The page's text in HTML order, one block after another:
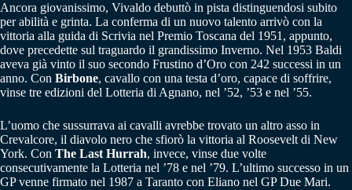
Ancora giovanissimo, Vivaldo debuttò in pista distinguendosi subito
per abilità e grinta. La conferma di un nuovo talento arrivò con la
vittoria alla guida di Scrivia nel Premio Toscana del 1951, appunto,
dove precedette sul traguardo il grandissimo Inverno. Nel 1953 Baldi
aveva già vinto il suo secondo Frustino d’Oro con 242 successi in un
anno. Con Birbone, cavallo con una testa d’oro, capace di soffrire,
vinse tre edizioni del Lotteria di Agnano, nel ’52, ’53 e nel ’55.
L’uomo che sussurrava ai cavalli avrebbe trovato un altro asso in
Crevalcore, il diavolo nero che sfiorò la vittoria al Roosevelt di New
York. Con The Last Hurrah, invece, vinse due volte
consecutivamente la Lotteria nel ’78 e nel ’79. L’ultimo successo in un
GP venne firmato nel 1987 a Taranto con Eliano nel GP Due Mari.